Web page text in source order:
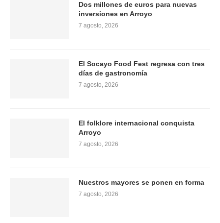
Dos millones de euros para nuevas
inversiones en Arroyo
7 agosto, 2026
El Socayo Food Fest regresa con tres
días de gastronomía
7 agosto, 2026
El folklore internacional conquista
Arroyo
7 agosto, 2026
Nuestros mayores se ponen en forma
7 agosto, 2026